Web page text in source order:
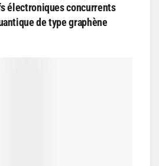
électroniques concurrents
de type graphène